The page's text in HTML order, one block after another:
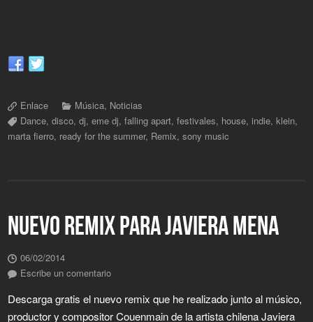
Enlace Música, Noticias
Dance,disco,dj,eme dj,falling apart,festivales, house,indie,klein,
marta fierro, ready for the summer, Remix,sony music
NUEVO REMIX PARA JAVIERA MENA
06/02/2014
Escribe un comentario
Descarga gratis el nuevo remix que he realizado junto al músico,
productor y compositor Couenmain de la artista chilena Javiera